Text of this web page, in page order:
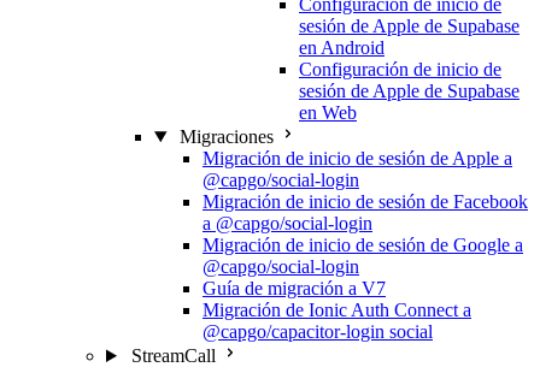
Configuración de inicio de
sesión de Apple de Supabase
en Android
Configuración de inicio de
sesión de Apple de Supabase
en Web
Migraciones
Migración de inicio de sesión de Apple a
@capgo/social-login
Migración de inicio de sesión de Facebook
a @capgo/social-login
Migración de inicio de sesión de Google a
@capgo/social-login
Guía de migración a V7
Migración de Ionic Auth Connect a
@capgo/capacitor-login social
StreamCall